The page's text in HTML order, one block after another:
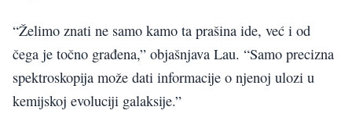
“Želimo znati ne samo kamo ta prašina ide, već i od
čega je točno građena,” objašnjava Lau. “Samo precizna
spektroskopija može dati informacije o njenoj ulozi u
kemijskoj evoluciji galaksije.”